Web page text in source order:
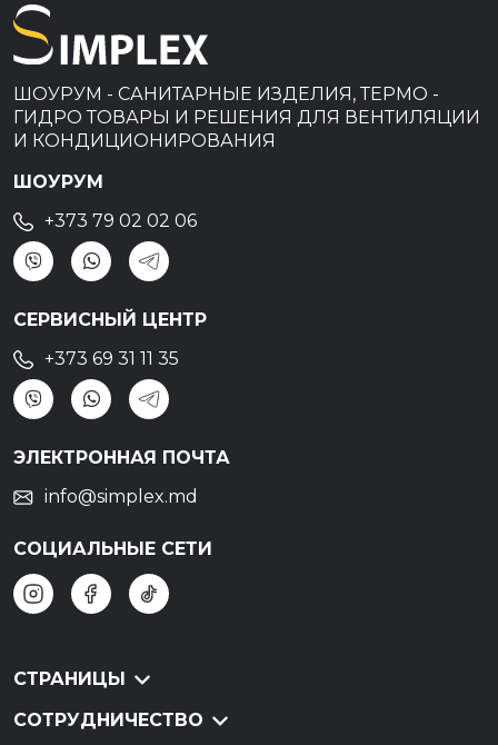
ШОУРУМ - САНИТАРНЫЕ ИЗДЕЛИЯ, ТЕРМО -
ГИДРО ТОВАРЫ И РЕШЕНИЯ ДЛЯ ВЕНТИЛЯЦИИ
И КОНДИЦИОНИРОВАНИЯ
ШОУРУМ
+373 79 02 02 06
СЕРВИСНЫЙ ЦЕНТР
+373 69 31 11 35
ЭЛЕКТРОННАЯ ПОЧТА
info@simplex.md
СОЦИАЛЬНЫЕ СЕТИ
СТРАНИЦЫ
СОТРУДНИЧЕСТВО